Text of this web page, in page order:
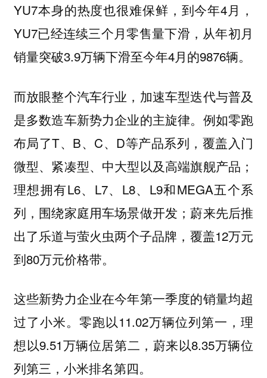
YU7本身的热度也很难保鲜，到今年4月，
YU7已经连续三个月零售量下滑，从年初月
销量突破3.9万辆下滑至今年4月的9876辆。
而放眼整个汽车行业，加速车型迭代与普及
是多数造车新势力企业的主旋律。例如零跑
布局了T、B、C、D等产品系列，覆盖入门
微型、紧凑型、中大型以及高端旗舰产品；
理想拥有L6、L7、L8、L9和MEGA五个系
列，围绕家庭用车场景做开发；蔚来先后推
出了乐道与萤火虫两个子品牌，覆盖12万元
到80万元价格带。
这些新势力企业在今年第一季度的销量均超
过了小米。零跑以11.02万辆位列第一，理
想以9.51万辆位居第二，蔚来以8.35万辆位
列第三，小米排名第四。